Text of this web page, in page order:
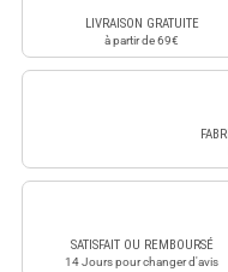
LIVRAISON GRATUITE
à partir de 69€
SATISFAIT OU REMBOURSÉ
14 Jours pour changer d'avis